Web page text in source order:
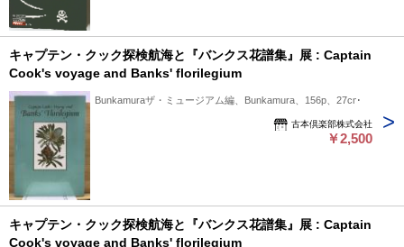
キャプテン・クック探検航海と『バンクス花譜集』展 : Captain
Cook's voyage and Banks' florilegium
Bunkamuraザ・ミュージアム編、Bunkamura、156p、27cm
古本倶楽部株式会社
￥2,500
キャプテン・クック探検航海と『バンクス花譜集』展 : Captain
Cook's voyage and Banks' florilegium